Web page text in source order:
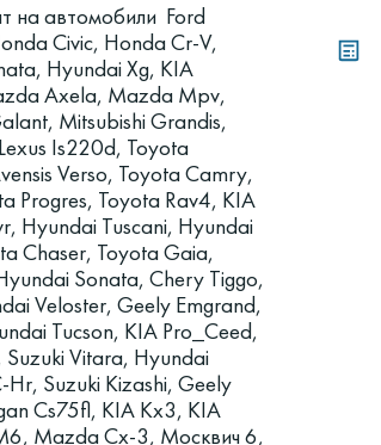
на автомобили Ford
Civic, Honda Cr-V,
Hyundai Xg, KIA
Axela, Mazda Mpv,
Mitsubishi Grandis,
Is220d, Toyota
Verso, Toyota Camry,
Progres, Toyota Rav4, KIA
Hyundai Tuscani, Hyundai
Chaser, Toyota Gaia,
Sonata, Chery Tiggo,
Veloster, Geely Emgrand,
Tucson, KIA Pro_Ceed,
Vitara, Hyundai
Suzuki Kizashi, Geely
Cs75fl, KIA Kx3, KIA
Mazda Cx-3, Москвич 6,